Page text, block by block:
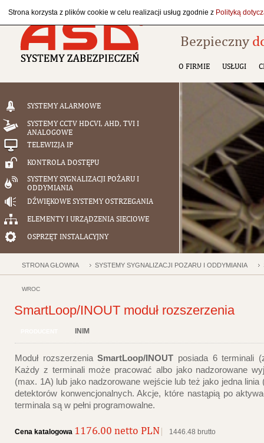
Bezpieczny
O FIRMIE USŁUGI
SYSTEMY ALARMOWE
SYSTEMY CCTV HDCVI, AHD, TVI I
ANALOGOWE
TELEWIZJA IP
KONTROLA DOSTĘPU
SYSTEMY SYGNALIZACJI POŻARU I
ODDYMIANIA
DŹWIĘKOWE SYSTEMY OSTRZEGANIA
ELEMENTY I URZĄDZENIA SIECIOWE
OSPRZĘT INSTALACYJNY
STRONA GŁÓWNA SYSTEMY SYGNALIZACJI POŻARU I ODDYMIANIA
WRÓĆ
SmartLoop/INOUT moduł rozszerzenia
INIM
Moduł rozszerzeniaSmartLoop/INOUT posiada 6 terminali
Każdy z terminali może pracować albo jako nadzorowane
(max. 1A) lub jako nadzorowane wejście lub też jako jedna linia
detektorów konwencjonalnych. Akcje, które nastąpią po
terminala są w pełni programowalne.
Cena katalogowa 1176.00 netto PLN 1446.48 brutto
Strona korzysta z plików cookie w celu realizacji usług zgodnie z Polityką